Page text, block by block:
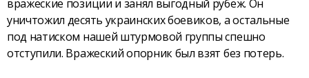
вражеские позиции и занял выгодный рубеж. Он
уничтожил десять украинских боевиков, а остальные
под натиском нашей штурмовой группы спешно
отступили. Вражеский опорник был взят без потерь.